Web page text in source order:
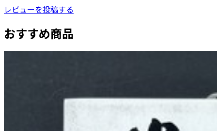
レビューを投稿する
おすすめ商品